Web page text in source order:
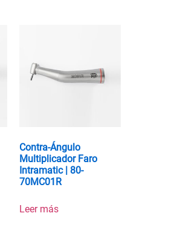
Contra-Ángulo
Multiplicador Faro
Intramatic | 80-
70MC01R
Leer más